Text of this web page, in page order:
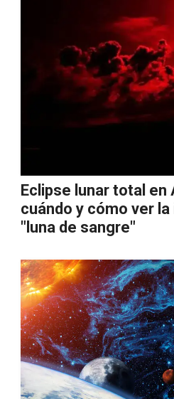
Eclipse lunar total en
cuándo y cómo ver
"luna de sangre"